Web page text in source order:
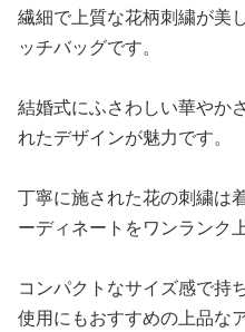
繊細で上質な花柄刺繍が美
ッチバッグです。
結婚式にふさわしい華やか
れたデザインが魅力です。
丁寧に施された花の刺繍は
ーディネートをワンランク
コンパクトなサイズ感で持
使用にもおすすめの上品な